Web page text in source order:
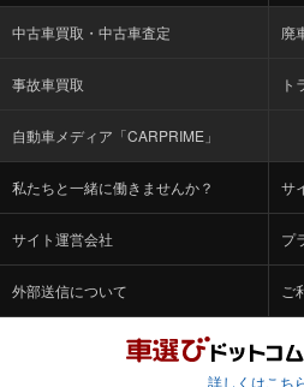
中古車買取・中古車査定 廃
事故車買取 ト
自動車メディア「CARPRIME」
私たちと一緒に働きませんか？ サ
サイト運営会社 プ
外部送信について ご
詳しくはこち